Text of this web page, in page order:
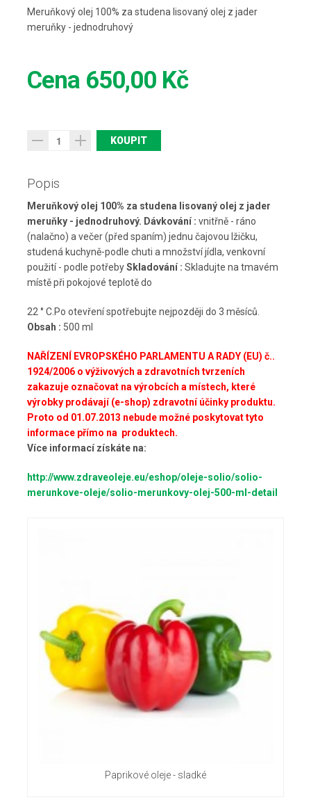
Meruňkový olej 100% za studena lisovaný olej z jader
meruňky - jednodruhový
Cena 650,00 Kč
Popis
Meruňkový olej 100% za studena lisovaný olej z jader
meruňky - jednodruhový. Dávkování : vnitřně - ráno
(nalačno) a večer (před spaním) jednu čajovou lžičku,
studená kuchyně-podle chuti a množství jídla, venkovní
použití - podle potřebySkladování : Skladujte na tmavém
místě při pokojové teplotě do
22 ° C.Po otevření spotřebujte nejpozději do 3 měsíců.
Obsah : 500 ml
NAŘÍZENÍ EVROPSKÉHO PARLAMENTU A RADY (EU) č..
1924/2006 o výživových a zdravotních tvrzeních
zakazuje označovat na výrobcích a místech, které
výrobky prodávají (e-shop) zdravotní účinky produktu.
Proto od 01.07.2013 nebude možné poskytovat tyto
informace přímo na produktech.
Více informací získáte na:
http://www.zdraveoleje.eu/eshop/oleje-solio/solio-
merunkove-oleje/solio-merunkovy-olej-500-ml-detail
Paprikové oleje - sladké